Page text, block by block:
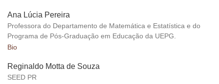
Ana Lúcia Pereira
Professora do Departamento de Matemática e Estatística e do
Programa de Pós-Graduação em Educação da UEPG.
Bio
Reginaldo Motta de Souza
SEED PR